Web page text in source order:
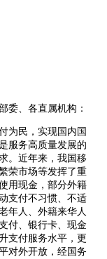
委、各直属机构：
为民，实现国内国
服务高质量发展的
。近年来，我国移
荣市场等发挥了重
用现金，部分外籍
支付不习惯、不适
年人、外籍来华人
付、银行卡、现金
支付服务水平，更
对外开放，经国务